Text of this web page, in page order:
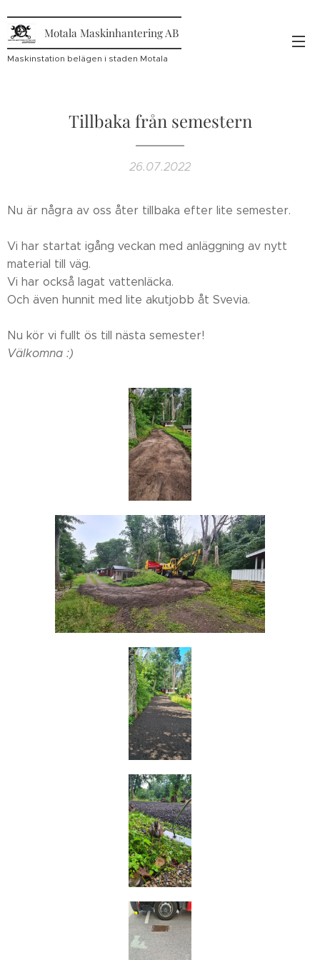
Motala Maskinhantering AB
Maskinstation belägen i staden Motala
Tillbaka från semestern
26.07.2022
Nu är några av oss åter tillbaka efter lite semester.
Vi har startat igång veckan med anläggning av nytt
material till väg.
Vi har också lagat vattenläcka.
Och även hunnit med lite akutjobb åt Svevia.
Nu kör vi fullt ös till nästa semester!
Välkomna :)